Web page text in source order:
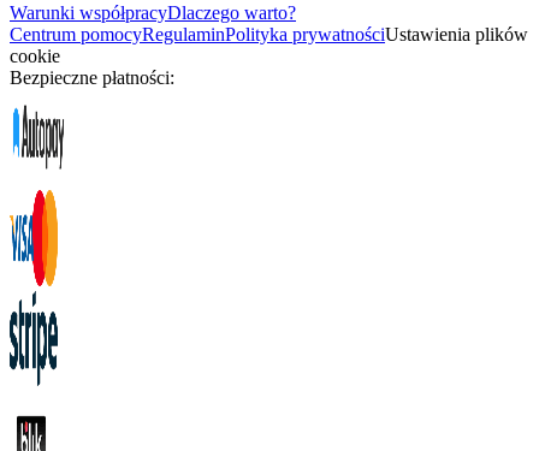
Warunki współpracyDlaczego warto?
Centrum pomocyRegulaminPolityka prywatnościUstawienia plików
cookie
Bezpieczne płatności: